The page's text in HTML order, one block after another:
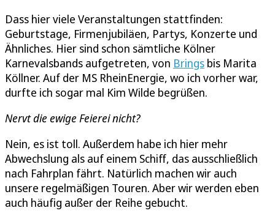
Dass hier viele Veranstaltungen stattfinden:
Geburtstage, Firmenjubiläen, Partys, Konzerte und
Ähnliches. Hier sind schon sämtliche Kölner
Karnevalsbands aufgetreten, von Brings bis Marita
Köllner. Auf der MS RheinEnergie, wo ich vorher war,
durfte ich sogar mal Kim Wilde begrüßen.
Nervt die ewige Feierei nicht?
Nein, es ist toll. Außerdem habe ich hier mehr
Abwechslung als auf einem Schiff, das ausschließlich
nach Fahrplan fährt. Natürlich machen wir auch
unsere regelmäßigen Touren. Aber wir werden eben
auch häufig außer der Reihe gebucht.